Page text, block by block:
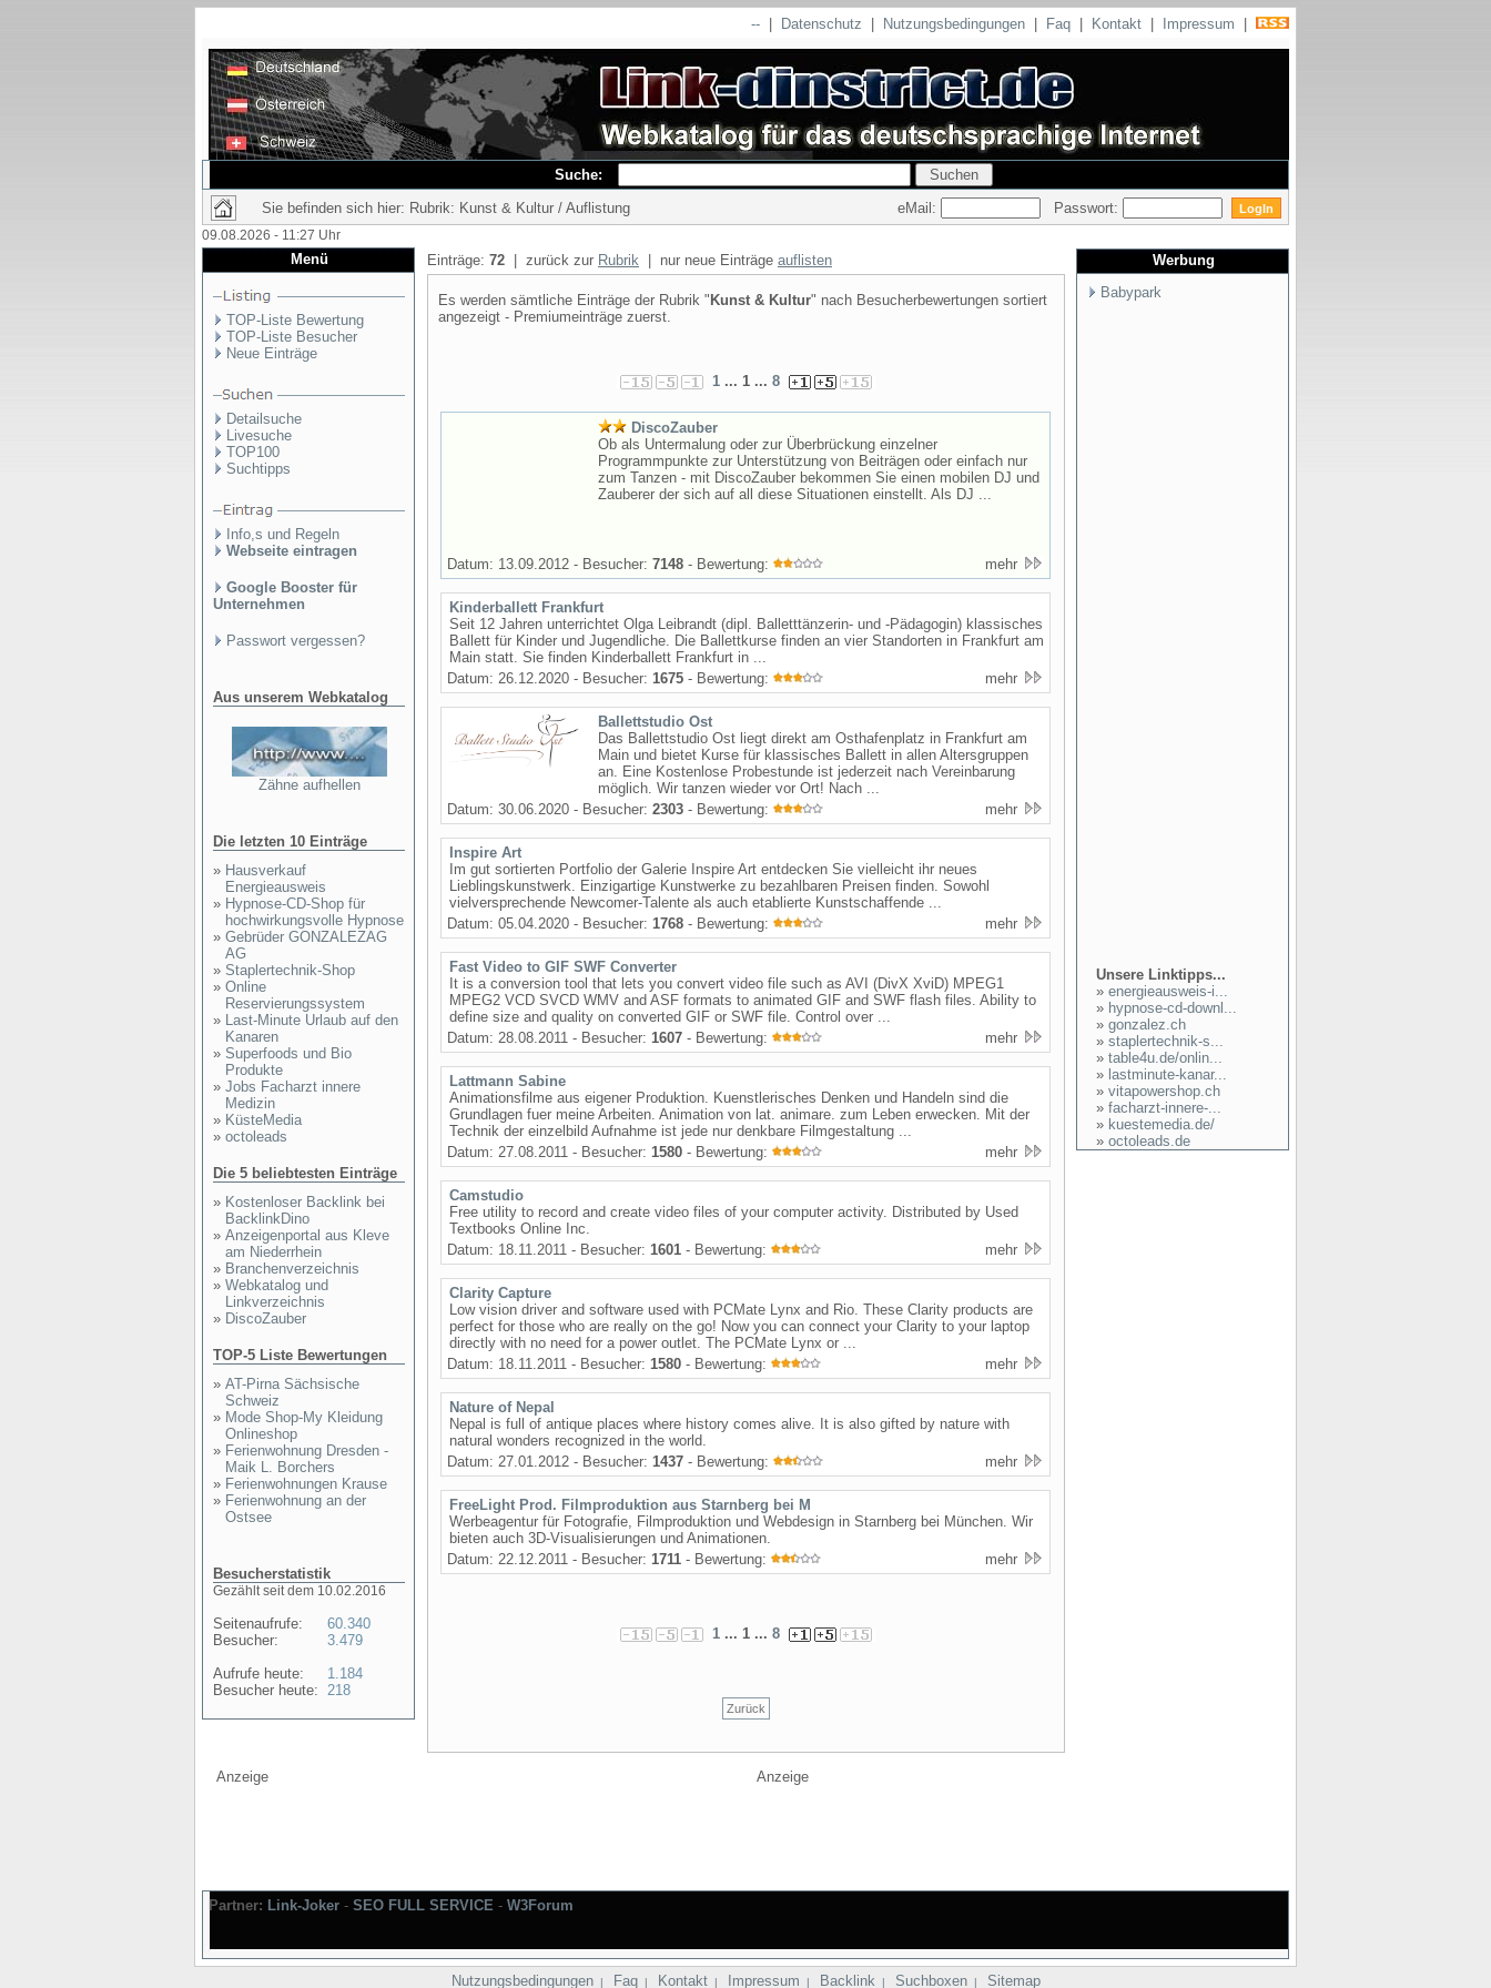
-- Datenschutz Nutzungsbedingungen Faq Kontakt Impressum
Suche:
Sie befinden sich hier: Rubrik: Kunst & Kultur / Auflistung
eMail: Passwort:
09.08.2026 - 11:27 Uhr
Menü
TOP-Liste Bewertung
TOP-Liste Besucher
Neue Einträge
Detailsuche
Livesuche
TOP100
Suchtipps
Info,s und Regeln
Webseite eintragen
Google Booster für
Unternehmen
Passwort vergessen?
Aus unserem Webkatalog
Zähne aufhellen
Die letzten 10 Einträge
» Hausverkauf
Energieausweis
» Hypnose-CD-Shop für
hochwirkungsvolle Hypnose
» Gebrüder GONZALEZAG
AG
» Staplertechnik-Shop
» Online
Reservierungssystem
» Last-Minute Urlaub auf den
Kanaren
» Superfoods und Bio
Produkte
» Jobs Facharzt innere
Medizin
» KüsteMedia
» octoleads
Die 5 beliebtesten Einträge
» Kostenloser Backlink bei
BacklinkDino
» Anzeigenportal aus Kleve
am Niederrhein
» Branchenverzeichnis
» Webkatalog und
Linkverzeichnis
» DiscoZauber
TOP-5 Liste Bewertungen
» AT-Pirna Sächsische
Schweiz
» Mode Shop-My Kleidung
Onlineshop
» Ferienwohnung Dresden -
Maik L. Borchers
» Ferienwohnungen Krause
» Ferienwohnung an der
Ostsee
Besucherstatistik
Gezählt seit dem 10.02.2016
Seitenaufrufe:
Besucher:
Aufrufe heute:
Besucher heute:
60.340
3.479
1.184
218
Einträge: 72 | zurück zur Rubrik | nur neue Einträge auflisten
Es werden sämtliche Einträge der Rubrik " Kunst & Kultur" nach Besucherbewertungen sortiert
angezeigt - Premiumeinträge zuerst.
1... 1 ... 8
DiscoZauber
Ob als Untermalung oder zur Überbrückung einzelner
Programmpunkte zur Unterstützung von Beiträgen oder einfach nur
zum Tanzen - mit DiscoZauber bekommen Sie einen mobilen DJ und
Zauberer der sich auf all diese Situationen einstellt. Als DJ ...
Datum: 13.09.2012 - Besucher: 7148 - Bewertung: mehr
Kinderballett Frankfurt
Seit 12 Jahren unterrichtet Olga Leibrandt (dipl. Balletttänzerin- und -Pädagogin) klassisches
Ballett für Kinder und Jugendliche. Die Ballettkurse finden an vier Standorten in Frankfurt am
Main statt. Sie finden Kinderballett Frankfurt in ...
Datum: 26.12.2020 - Besucher: 1675 - Bewertung: mehr
Ballettstudio Ost
Das Ballettstudio Ost liegt direkt am Osthafenplatz in Frankfurt am
Main und bietet Kurse für klassisches Ballett in allen Altersgruppen
an. Eine Kostenlose Probestunde ist jederzeit nach Vereinbarung
möglich. Wir tanzen wieder vor Ort! Nach ...
Datum: 30.06.2020 - Besucher: 2303 - Bewertung: mehr
Inspire Art
Im gut sortierten Portfolio der Galerie Inspire Art entdecken Sie vielleicht ihr neues
Lieblingskunstwerk. Einzigartige Kunstwerke zu bezahlbaren Preisen finden. Sowohl
vielversprechende Newcomer-Talente als auch etablierte Kunstschaffende ...
Datum: 05.04.2020 - Besucher: 1768 - Bewertung: mehr
Fast Video to GIF SWF Converter
It is a conversion tool that lets you convert video file such as AVI (DivX XviD) MPEG1
MPEG2 VCD SVCD WMV and ASF formats to animated GIF and SWF flash files. Ability to
define size and quality on converted GIF or SWF file. Control over ...
Datum: 28.08.2011 - Besucher: 1607 - Bewertung: mehr
Lattmann Sabine
Animationsfilme aus eigener Produktion. Kuenstlerisches Denken und Handeln sind die
Grundlagen fuer meine Arbeiten. Animation von lat. animare. zum Leben erwecken. Mit der
Technik der einzelbild Aufnahme ist jede nur denkbare Filmgestaltung ...
Datum: 27.08.2011 - Besucher: 1580 - Bewertung: mehr
Camstudio
Free utility to record and create video files of your computer activity. Distributed by Used
Textbooks Online Inc.
Datum: 18.11.2011 - Besucher: 1601 - Bewertung: mehr
Clarity Capture
Low vision driver and software used with PCMate Lynx and Rio. These Clarity products are
perfect for those who are really on the go! Now you can connect your Clarity to your laptop
directly with no need for a power outlet. The PCMate Lynx or ...
Datum: 18.11.2011 - Besucher: 1580 - Bewertung: mehr
Nature of Nepal
Nepal is full of antique places where history comes alive. It is also gifted by nature with
natural wonders recognized in the world.
Datum: 27.01.2012 - Besucher: 1437 - Bewertung: mehr
FreeLight Prod. Filmproduktion aus Starnberg bei M
Werbeagentur für Fotografie, Filmproduktion und Webdesign in Starnberg bei München. Wir
bieten auch 3D-Visualisierungen und Animationen.
Datum: 22.12.2011 - Besucher: 1711 - Bewertung: mehr
1... 1 ... 8
Zurück
Werbung
Babypark
Unsere Linktipps...
» energieausweis-i...
» hypnose-cd-downl...
» gonzalez.ch
» staplertechnik-s...
» table4u.de/onlin...
» lastminute-kanar...
» vitapowershop.ch
» facharzt-innere-...
» kuestemedia.de/
» octoleads.de
Anzeige Anzeige
Partner: Link-Joker - SEO FULL SERVICE - W3Forum
Nutzungsbedingungen | Faq | Kontakt | Impressum | Backlink | Suchboxen | Sitemap